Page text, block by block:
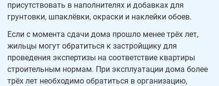
присутствовать в наполнителях и добавках для
грунтовки, шпаклёвки, окраски и наклейки обоев.
Если с момента сдачи дома прошло менее трёх лет,
жильцы могут обратиться к застройщику для
проведения экспертизы на соответствие квартиры
строительным нормам. При эксплуатации дома более
трёх лет необходимо обратиться в организацию,